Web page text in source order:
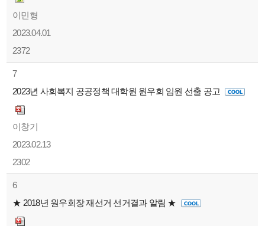
이민형
2023.04.01
2372
7
2023년 사회복지 공공정책 대학원 원우회 임원 선출 공고
이창기
2023.02.13
2302
6
★ 2018년 원우회장 재선거 선거결과 알림 ★